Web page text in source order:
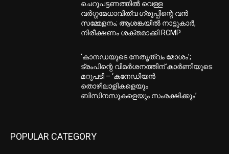
ചെറുപട്ടണത്തിൽ വെള്ള
വർഗ്ഗമേധാവിത്വ ഗ്രൂപ്പിന്റെ വൻ
സമ്മേളനം; ആശങ്കയിൽ നാട്ടുകാർ,
നിരീക്ഷണം ശക്തമാക്കി RCMP
‘കാനഡയുടെ നേതൃത്വം മോശം’;
ട്രംപിന്റെ വിമർശനത്തിന് കാർണിയുടെ
മറുപടി – ‘കനേഡിയൻ
തൊഴിലാളികളെയും
ബിസിനസുകളെയും സംരക്ഷിക്കും’
POPULAR CATEGORY